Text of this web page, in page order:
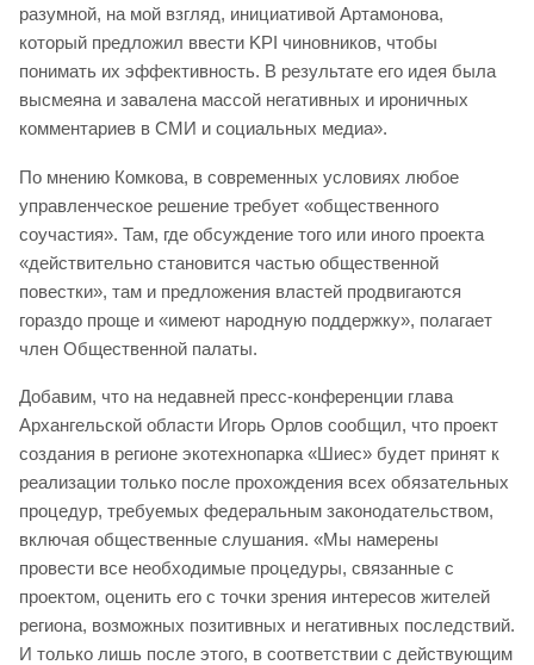
разумной, на мой взгляд, инициативой Артамонова,
который предложил ввести KPI чиновников, чтобы
понимать их эффективность. В результате его идея была
высмеяна и завалена массой негативных и ироничных
комментариев в СМИ и социальных медиа».
По мнению Комкова, в современных условиях любое
управленческое решение требует «общественного
соучастия». Там, где обсуждение того или иного проекта
«действительно становится частью общественной
повестки», там и предложения властей продвигаются
гораздо проще и «имеют народную поддержку», полагает
член Общественной палаты.
Добавим, что на недавней пресс-конференции глава
Архангельской области Игорь Орлов сообщил, что проект
создания в регионе экотехнопарка «Шиес» будет принят к
реализации только после прохождения всех обязательных
процедур, требуемых федеральным законодательством,
включая общественные слушания. «Мы намерены
провести все необходимые процедуры, связанные с
проектом, оценить его с точки зрения интересов жителей
региона, возможных позитивных и негативных последствий.
И только лишь после этого, в соответствии с действующим